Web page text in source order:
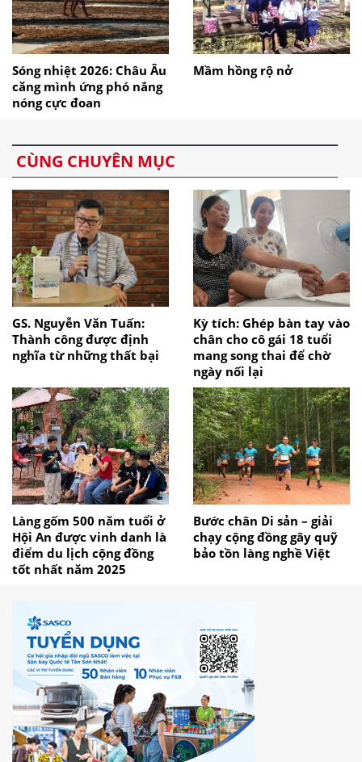
Sóng nhiệt 2026: Châu Âu
căng mình ứng phó nắng
nóng cực đoan
Mầm hồng rộ nở
CÙNG CHUYÊN MỤC
GS. Nguyễn Văn Tuấn:
Thành công được định
nghĩa từ những thất bại
Kỳ tích: Ghép bàn tay vào
chân cho cô gái 18 tuổi
mang song thai để chờ
ngày nối lại
Làng gốm 500 năm tuổi ở
Hội An được vinh danh là
điểm du lịch cộng đồng
tốt nhất năm 2025
Bước chân Di sản – giải
chạy cộng đồng gây quỹ
bảo tồn làng nghề Việt